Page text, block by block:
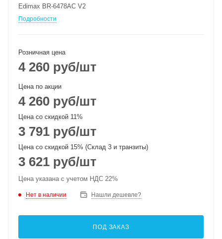
Edimax BR-6478AC V2
Подробности
Розничная цена
4 260 руб/шт
Цена по акции
4 260 руб/шт
Цена со скидкой 11%
3 791 руб/шт
Цена со скидкой 15% (Склад 3 и транзиты)
3 621 руб/шт
Цена указана с учетом НДС 22%
Нет в наличии Нашли дешевле?
ПОД ЗАКАЗ